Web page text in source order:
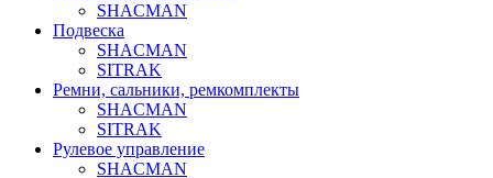
SHACMAN
Подвеска
SHACMAN
SITRAK
Ремни, сальники, ремкомплекты
SHACMAN
SITRAK
Рулевое управление
SHACMAN